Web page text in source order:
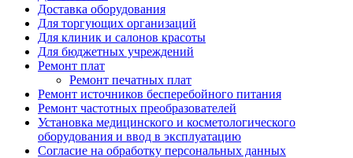
Доставка оборудования
Для торгующих организаций
Для клиник и салонов красоты
Для бюджетных учреждений
Ремонт плат
Ремонт печатных плат
Ремонт источников бесперебойного питания
Ремонт частотных преобразователей
Установка медицинского и косметологического
оборудования и ввод в эксплуатацию
Согласие на обработку персональных данных